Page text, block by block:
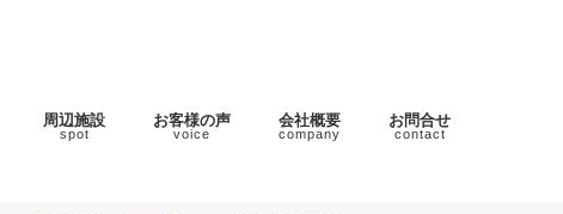
周辺施設
spot
お客様の声
voice
会社概要
company
お問合せ
contact